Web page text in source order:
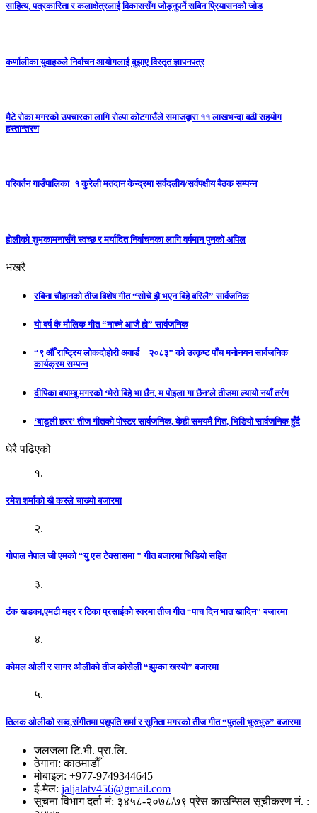
साहित्य, पत्रकारिता र कलाक्षेत्रलाई विकाससँग जोड्नुपर्ने सबिन प्रियासनको जोड
कर्णालीका युवाहरुले निर्वाचन आयोगलाई बुझाए विस्तृत ज्ञापनपत्र
मैटे रोका मगरको उपचारका लागि रोल्पा कोटगाउँले समाजद्वारा ११ लाखभन्दा बढी सहयोग
हस्तान्तरण
परिवर्तन गाउँपालिका–१ कुरेली मतदान केन्द्रमा सर्वदलीय/सर्वपक्षीय बैठक सम्पन्न
होलीको शुभकामनासँगै स्वच्छ र मर्यादित निर्वाचनका लागि वर्षमान पुनको अपिल
भखरै
रबिना चौहानको तीज बिशेष गीत “सोचे झै भएन बिहे बरिलै” सार्वजनिक
यो बर्ष कै मौलिक गीत “नाच्ने आजै हो” सार्वजनिक
“९ औँ राष्ट्रिय लोकदोहोरी अवार्ड – २०८३” को उत्कृष्ट पाँच मनोनयन सार्वजनिक
कार्यक्रम सम्पन्न
दीपिका बयाम्बु मगरको ‘मेरो बिहे भा छैन, म पोइला गा छैन’ले तीजमा ल्यायो नयाँ तरंग
‘बाडुली हरर’ तीज गीतको पोस्टर सार्वजनिक, केही समयमै गित, भिडियो सार्वजनिक हुँदै
धेरै पढिएको
१.
रमेश शर्माको खै कस्ले चाख्यो बजारमा
२.
गोपाल नेपाल जी एमको “यु एस टेक्सासमा ” गीत बजारमा भिडियो सहित
३.
टंक खडका,एमटी महर र टिका प्रसाईको स्वरमा तीज गीत “पाच दिन भात खादिन” बजारमा
४.
कोमल ओली र सागर ओलीको तीज कोसेली “झुम्का खस्यो” बजारमा
५.
तिलक ओलीको सब्द,संगीतमा पशुपति शर्मा र सुनिता मगरको तीज गीत “पुतली भुरुभुरु” बजारमा
जलजला टि.भी. प्रा.लि.
ठेगाना: काठमाडौँ
मोबाइल: +977-9749344645
ई-मेल: jaljalatv456@gmail.com
सूचना विभाग दर्ता नं: ३४५८-२०७८/७९ प्रेस काउन्सिल सूचीकरण नं. :